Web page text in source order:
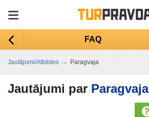
FAQ
Jautājumi/Atbildes → Paragvaja
Jautājumi par Paragvaja